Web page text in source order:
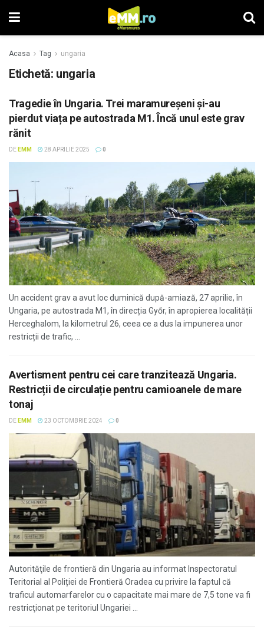
Acasa Tag ungaria
Etichetă: ungaria
Tragedie în Ungaria. Trei maramureșeni și-au
pierdut viața pe autostrada M1. Încă unul este grav
rănit
DE EMM 28 APRILIE 2025 0
Un accident grav a avut loc duminică după-amiază, 27 aprilie, în
Ungaria, pe autostrada M1, în direcția Győr, în apropierea localității
Herceghalom, la kilometrul 26, ceea ce a dus la impunerea unor
restricții de trafic, ...
Avertisment pentru cei care tranzitează Ungaria.
Restricții de circulație pentru camioanele de mare
tonaj
DE EMM 23 OCTOMBRIE 2024 0
Autorităţile de frontieră din Ungaria au informat Inspectoratul
Teritorial al Poliției de Frontieră Oradea cu privire la faptul că
traficul automarfarelor cu o capacitate mai mare de 7,5 tone va fi
restricţionat pe teritoriul Ungariei ...